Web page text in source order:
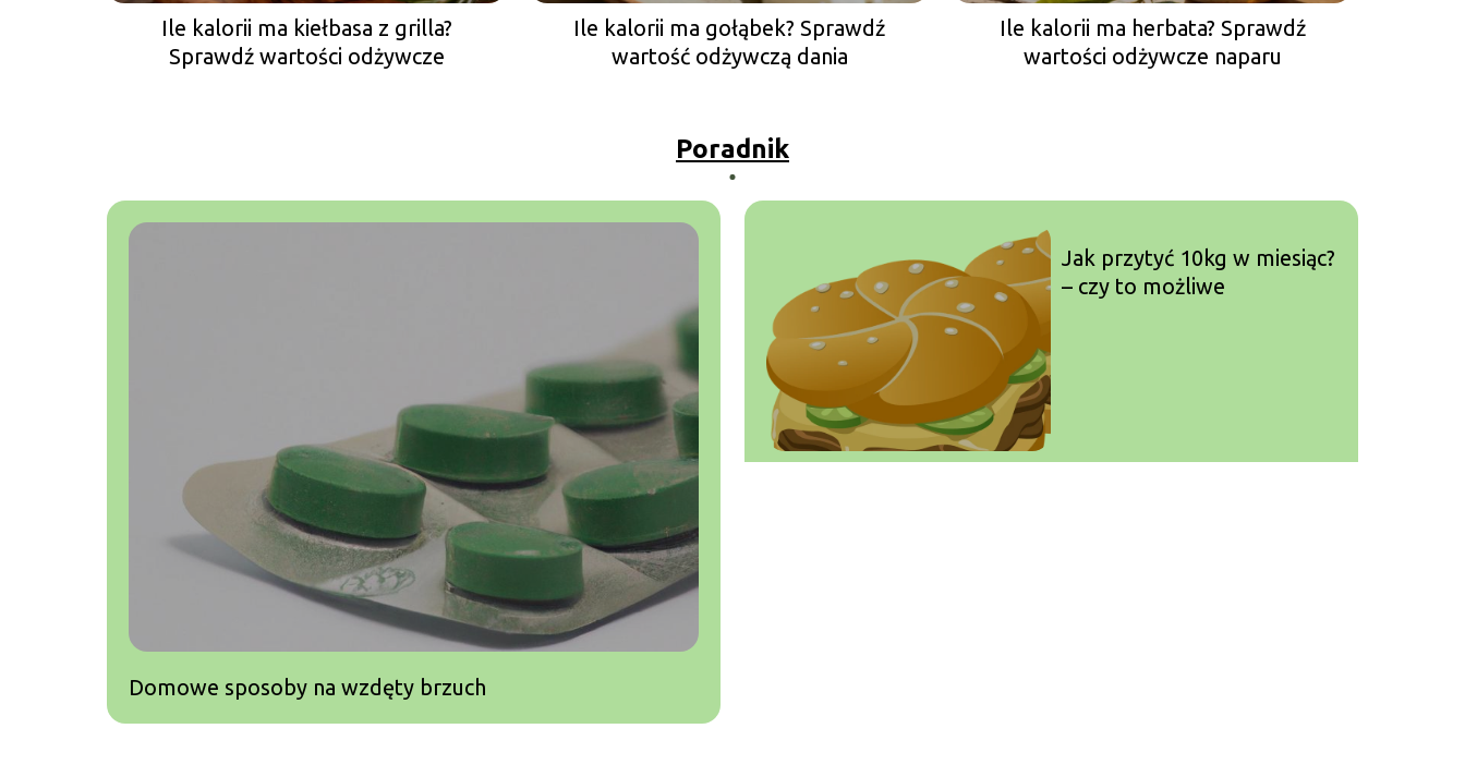
Ile kalorii ma kiełbasa z grilla?
Sprawdź wartości odżywcze
Ile kalorii ma gołąbek? Sprawdź
wartość odżywczą dania
Ile kalorii ma herbata? Sprawdź
wartości odżywcze naparu
Poradnik
Domowe sposoby na wzdęty brzuch
Jak przytyć ‍10kg w miesiąc?
– czy to możliwe